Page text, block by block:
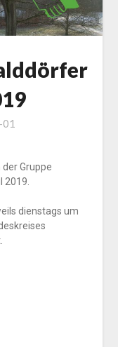
Gruppe
dienstags um